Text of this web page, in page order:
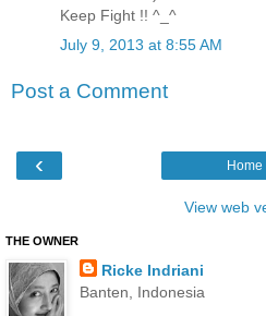
Keep Fight !! ^_^
July 9, 2013 at 8:55 AM
Post a Comment
‹ Home
View web
THE OWNER
Ricke Indriani
Banten, Indonesia